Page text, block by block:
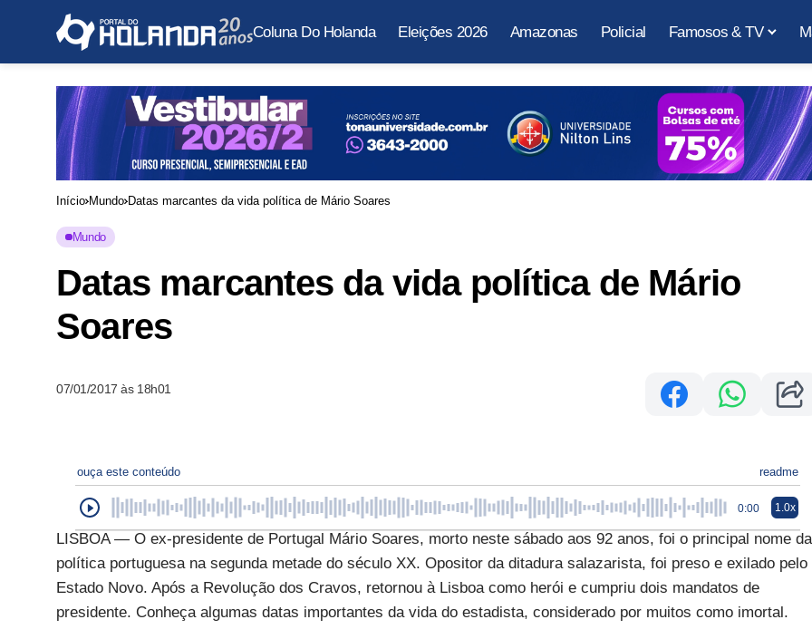
Coluna Do Holanda Eleições 2026 Amazonas Policial Famosos & TV
Início Mundo Datas marcantes da vida política de Mário Soares
Mundo
Datas marcantes da vida política de Mário
Soares
07/01/2017 às 18h01
ouça este conteúdo readme
0:00 1.0x
LISBOA — O ex-presidente de Portugal Mário Soares, morto neste sábado aos 92 anos, foi o principal nome da
política portuguesa na segunda metade do século XX. Opositor da ditadura salazarista, foi preso e exilado pelo
Estado Novo. Após a Revolução dos Cravos, retornou à Lisboa como herói e cumpriu dois mandatos de
presidente. Conheça algumas datas importantes da vida do estadista, considerado por muitos como imortal.